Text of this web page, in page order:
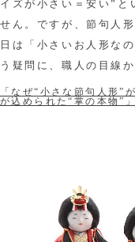
イズが小さい＝安い”と
せん。ですが、節句人
日は「小さいお人形な
う疑問に、職人の目線
「なぜ“小さな節句人形”
が込められた“掌の本物”